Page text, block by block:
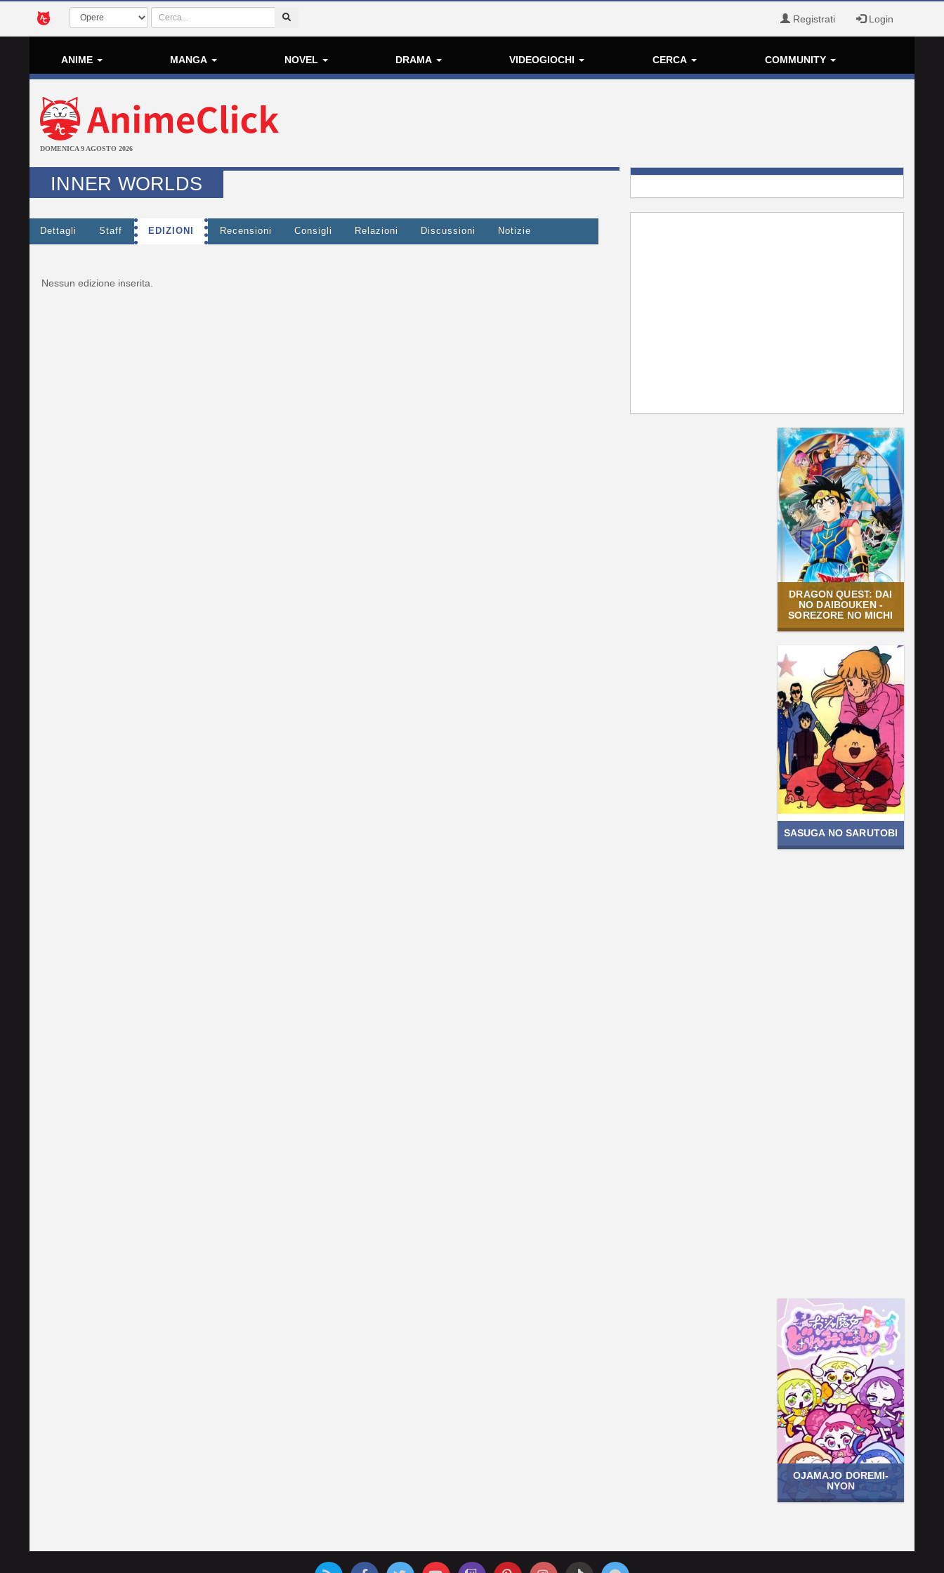
Registrati Login
ANIME MANGA NOVEL DRAMA VIDEOGIOCHI CERCA COMMUNITY
DOMENICA 9 AGOSTO 2026
INNER WORLDS
Dettagli Staff EDIZIONI Recensioni Consigli Relazioni Discussioni Notizie
Nessun edizione inserita.
DRAGON QUEST: DAI
NO DAIBOUKEN -
SOREZORE NO MICHI
SASUGA NO SARUTOBI
OJAMAJO DOREMI-
NYON